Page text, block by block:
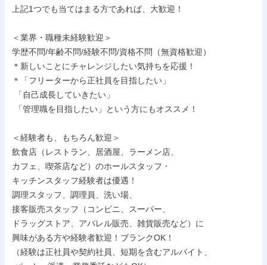
上記1つでも当てはまる方であれば、大歓迎！
＜業界・職種未経験歓迎＞
学歴不問/年齢不問/経験不問/資格不問（無資格歓迎）
＊新しいことにチャレンジしたい気持ちを応援！
＊「フリーターから正社員を目指したい」
＜経験者も、もちろん歓迎＞
飲食店（レストラン、居酒屋、ラーメン店、
カフェ、喫茶店など）のホールスタッフ・
キッチンスタッフ経験者は優遇！
調理スタッフ、調理員、洗い場、
接客販売スタッフ（コンビニ、スーパー、
ドラッグストア、アパレル販売、雑貨販売など）に
興味がある方や経験者歓迎！ブランクOK！
（経験は正社員や契約社員、短期を含むアルバイト、